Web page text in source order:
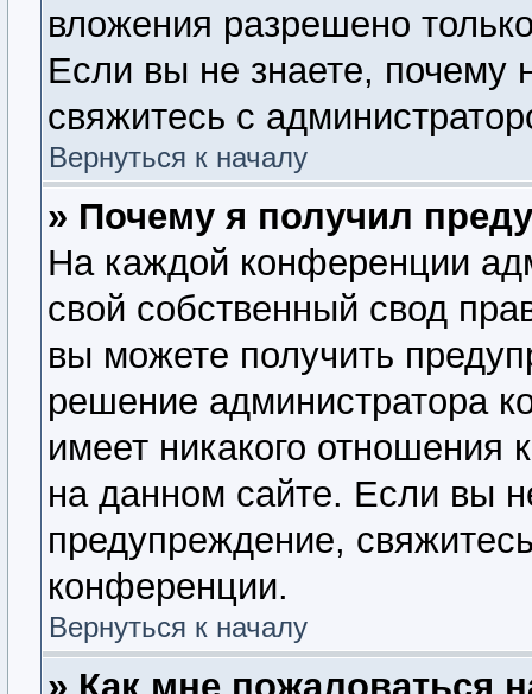
вложения разрешено
Если вы не знаете, почему
свяжитесь с
Вернуться к началу
» Почему я получил
На каждой конференции
свой собственный свод
вы можете получить
решение администратора
имеет никакого
на данном сайте. Если вы
предупреждение,
конференции.
Вернуться к началу